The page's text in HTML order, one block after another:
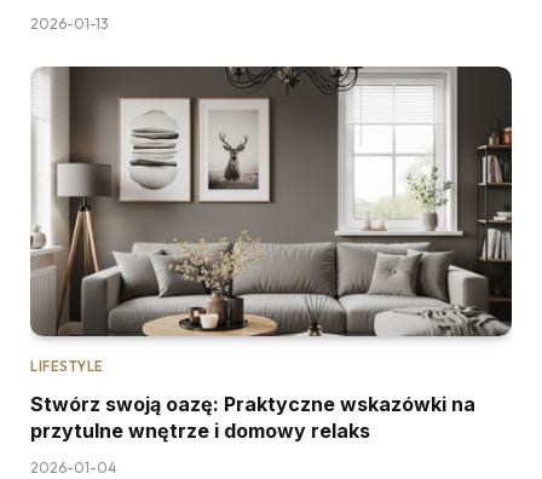
2026-01-13
LIFESTYLE
Stwórz swoją oazę: Praktyczne wskazówki na
przytulne wnętrze i domowy relaks
2026-01-04